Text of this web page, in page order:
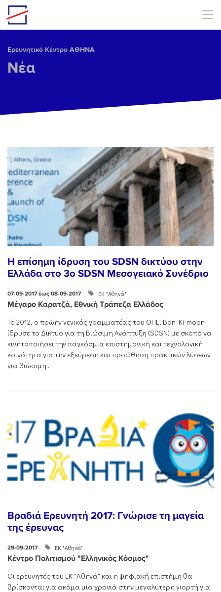
Skip to main content
Ερευνητικό Κέντρο ΑΘΗΝΑ
Νέα
Η επίσημη ίδρυση του SDSN δικτύου στην
Ελλάδα στο 3o SDSN Mεσογειακό Συνέδριο
07-09-2017 έως 08-09-2017 ΕΚ "Αθηνά"
Μέγαρο Καρατζά, Εθνική Τράπεζα Ελλάδος
Το 2012, ο πρώην γενικός γραμματέας του ΟΗΕ, Ban Ki-moon
ίδρυσε το Δίκτυο για τη Βιώσιμη Ανάπτυξη (SDSN) με σκοπό να
κινητοποιήσει την παγκόσμια επιστημονική και τεχνολογική
κοινότητα για την εξεύρεση και προώθηση πρακτικών λύσεων
για βιώσιμη...
Βραδιά Ερευνητή 2017: Γνώρισε τη μαγεία
της έρευνας
29-09-2017 ΕΚ "Αθηνά"
Κέντρο Πολιτισμού "Ελληνικός Κόσμος"
Οι ερευνητές του ΕΚ "Αθηνά" και η ψηφιακή επιστήμη θα
βρίσκονται για ακόμα μία χρονιά στην μεγαλύτερη γιορτή για